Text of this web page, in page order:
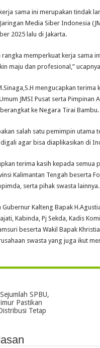
sama ini merupakan tindak
Media Siber Indonesia
2025 lalu di Jakarta.
rangka memperkuat kerja sama
maju dan profesional,”
mengucapkan
JMSI Pusat serta Pimpinan
ke Negara Tirai Bambu.
salah satu pemimpin
agar bisa diaplikasikan di
terima kasih kepada semua
Kalimantan Tengah beserta
serta pihak swasta lainnya.
Gubernur Kalteng Bapak
Kabinda, Pj Sekda, Kadis
beserta Wakil Bapak
swasta yang juga ikut
SPBU,
Pastikan
Tetap